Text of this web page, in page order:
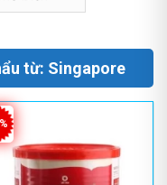
từ: Singapore